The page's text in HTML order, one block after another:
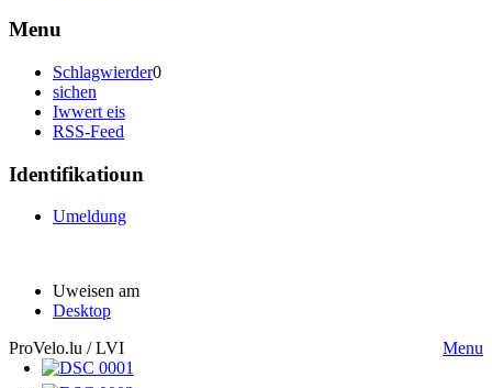
Menu
Schlagwierder0
sichen
Iwwert eis
RSS-Feed
Identifikatioun
Umeldung
Uweisen am
Desktop
ProVelo.lu / LVI
Menu